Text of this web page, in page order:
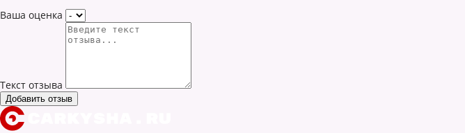
Ваша оценка
Текст отзыва